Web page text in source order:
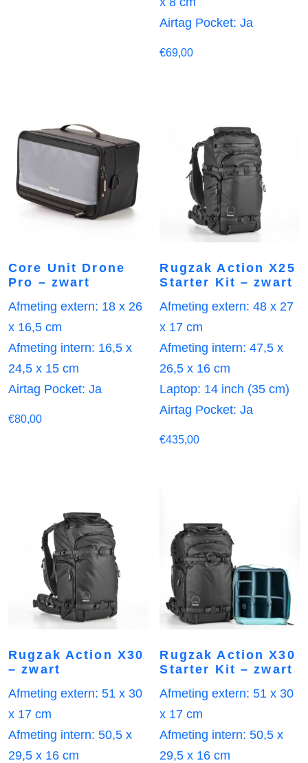
Airtag Pocket: Ja
€69,00
Core Unit Drone
Pro – zwart
Afmeting extern: 18 x 26
x 16,5 cm
Afmeting intern: 16,5 x
24,5 x 15 cm
Airtag Pocket: Ja
€80,00
Rugzak Action X25
Starter Kit – zwart
Afmeting extern: 48 x 27
x 17 cm
Afmeting intern: 47,5 x
26,5 x 16 cm
Laptop: 14 inch (35 cm)
Airtag Pocket: Ja
€435,00
Rugzak Action X30
– zwart
Afmeting extern: 51 x 30
x 17 cm
Afmeting intern: 50,5 x
29,5 x 16 cm
Rugzak Action X30
Starter Kit – zwart
Afmeting extern: 51 x 30
x 17 cm
Afmeting intern: 50,5 x
29,5 x 16 cm